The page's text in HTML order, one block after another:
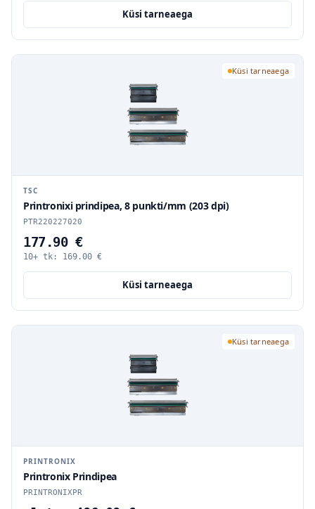
Küsi tarneaega
Küsi tarneaega
TSC
Printronixi prindipea, 8 punkti/mm (203 dpi)
PTR220227020
177.90 €
10+ tk: 169.00 €
Küsi tarneaega
Küsi tarneaega
PRINTRONIX
Printronix Prindipea
PRINTRONIXPR